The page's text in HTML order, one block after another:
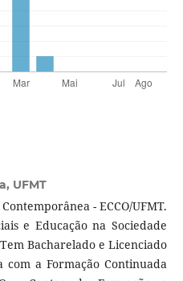
UFMT
- ECCO/UFMT.
e Educação na Sociedade
Bacharelado e Licenciado
com a Formação Continuada